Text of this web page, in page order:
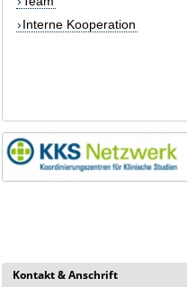
Interne Kooperation
Kontakt & Anschrift